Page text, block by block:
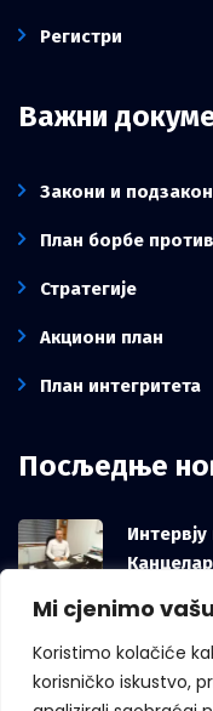
Mi cjenimo
Koristimo kolačiće
korisničko iskustvo,
Регистри
Важни
Закони и
План борбе
Стратегије
Акциони план
План интегритета
Посљедње
против
само од